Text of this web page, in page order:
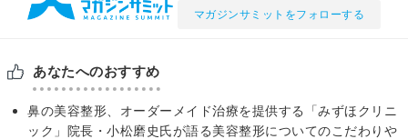
マガジンサミットをフォローする
あなたへのおすすめ
鼻の美容整形、オーダーメイド治療を提供する「みずほクリニ
ック」院長・小松磨史氏が語る美容整形についてのこだわりや